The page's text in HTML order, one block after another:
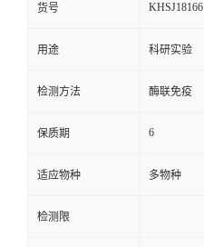
货号 KHSJ18166
用途 科研实验
检测方法 酶联免疫
保质期 6
适应物种 多物种
检测限